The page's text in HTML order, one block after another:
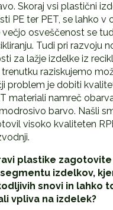
Skoraj vsi plastični
PE ter PET, se lahko v
večjo osveščenost se
Tudi pri razvoju
za lažje izdelke iz
raziskujemo
problem je dobiti
materiali namreč
barvo. Našli
visoko kvaliteten
plastike
izdelkov,
snovi in lahko
vpliva na izdelek?